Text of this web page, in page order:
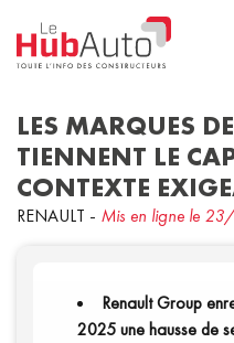
Concept
Filtrer par date
LES MARQUES
TIENNENT LE
CONTEXTE
RENAULT - Mis en ligne le
Renault Group
2025 une hausse de